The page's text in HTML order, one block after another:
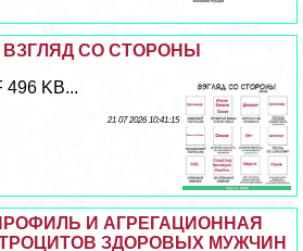
СО СТОРОНЫ
496 KB...
21 07 2026 10:41:15
И АГРЕГАЦИОННАЯ
ЗДОРОВЫХ МУЖЧИН